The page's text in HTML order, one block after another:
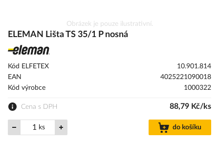
na
galerie
s
Obrázek je pouze ilustrativní.
ELEMAN Lišta TS 35/1 P nosná
Kód ELFETEX
10.901.814
EAN
4025221090018
Kód výrobce
1000322
Cena s DPH 88,79 Kč/ks
ks do košíku